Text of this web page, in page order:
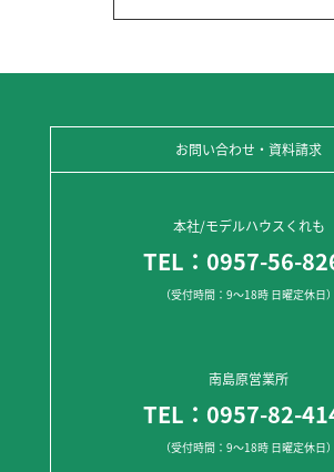
お問い合わせ・資料請求
本社/モデルハウスくれも
TEL：0957-56-
（受付時間：9～18時 日曜定休日）
南島原営業所
TEL：0957-82-
（受付時間：9～18時 日曜定休日）